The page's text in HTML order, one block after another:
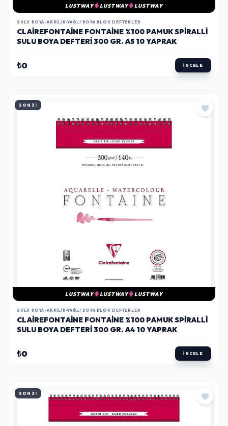
LUSTWAY LUSTWAY LUSTWAY
SULU BOYA-AKRILIK-YAĞLI BOYA BLOK DEFTERLER
CLAIREFONTAINE FONTAINE %100 PAMUK SPIRALLI
SULU BOYA DEFTERI 300 GR. A5 10 YAPRAK
₺0 İNCELE
SON 3!
LUSTWAY LUSTWAY LUSTWAY
SULU BOYA-AKRILIK-YAĞLI BOYA BLOK DEFTERLER
CLAIREFONTAINE FONTAINE %100 PAMUK SPIRALLI
SULU BOYA DEFTERI 300 GR. A4 10 YAPRAK
₺0 İNCELE
SON 3!